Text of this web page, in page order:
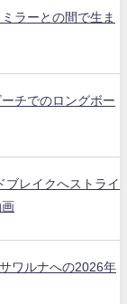
ラーとの間で生ま
チでのロングボー
ブレイクへストライ
ワルナへの2026年